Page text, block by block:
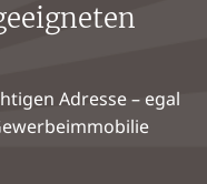
Adresse – egal